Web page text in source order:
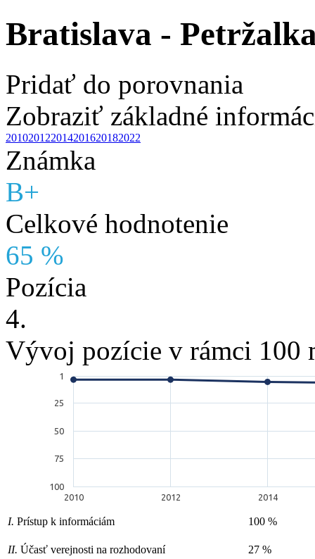
Bratislava -
Pridať do porovnania
Zobraziť základné
201020122014201620182022
Známka
B+
Celkové hodnotenie
65 %
Pozícia
4.
Vývoj pozície v rámci 100
2010 2012 2014
1
25
50
75
100
I. Prístup k informáciám 100 %
II. Účasť verejnosti na rozhodovaní 27 %